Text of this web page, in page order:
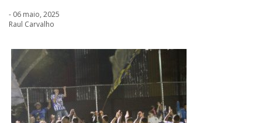
- 06 maio, 2025
Raul Carvalho